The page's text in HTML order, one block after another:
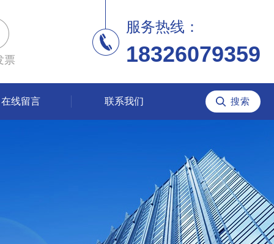
票
服务热线：
18326079359
在线留言 联系我们